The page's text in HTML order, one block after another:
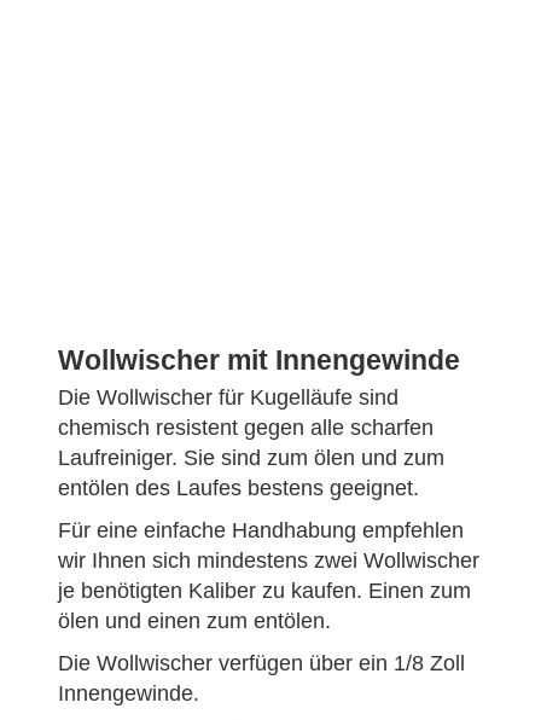
Wollwischer mit Innengewinde
Die Wollwischer für Kugelläufe sind
chemisch resistent gegen alle scharfen
Laufreiniger. Sie sind zum ölen und zum
entölen des Laufes bestens geeignet.
Für eine einfache Handhabung empfehlen
wir Ihnen sich mindestens zwei Wollwischer
je benötigten Kaliber zu kaufen. Einen zum
ölen und einen zum entölen.
Die Wollwischer verfügen über ein 1/8 Zoll
Innengewinde.